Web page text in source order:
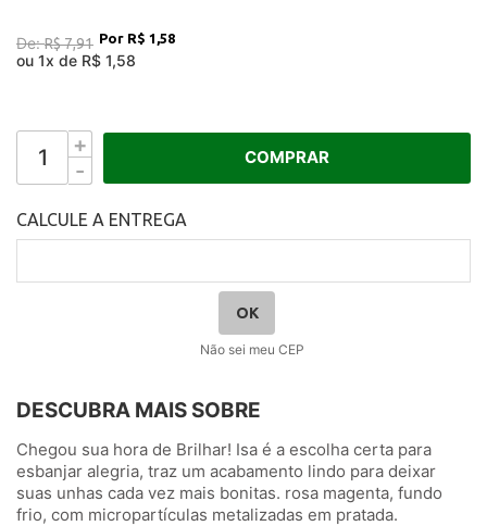
De:R$ 7,91 R$ 1,58
ou 1x de R$ 1,58
+
-
COMPRAR
Não sei meu CEP
DESCUBRA MAIS SOBRE
Chegou sua hora de Brilhar! Isa é a escolha certa para
esbanjar alegria, traz um acabamento lindo para deixar
suas unhas cada vez mais bonitas. rosa magenta, fundo
frio, com micropartículas metalizadas em pratada.